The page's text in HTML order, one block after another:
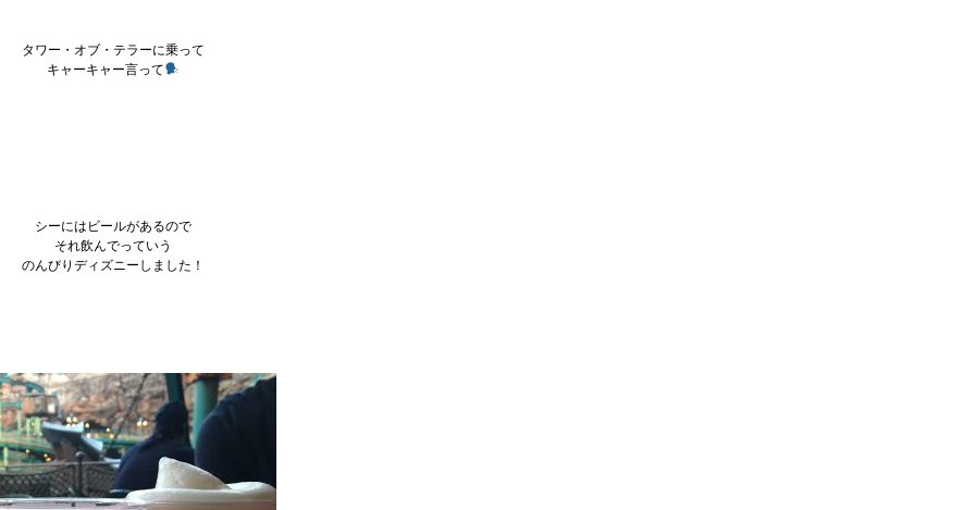
タワー・オブ・テラーに乗って
キャーキャー言って
シーにはビールがあるので
それ飲んでっていう
のんびりディズニーしました！